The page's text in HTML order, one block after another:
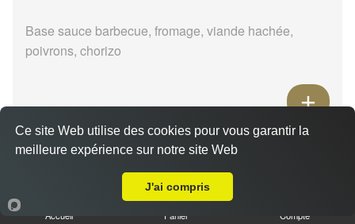
Base sauce barbecue, fromage, viande hachée,
poivrons, chorizo
Pizza cannibale
Accueil Panier Compte
Ce site Web utilise des cookies pour vous garantir la
meilleure expérience sur notre site Web
J'ai compris